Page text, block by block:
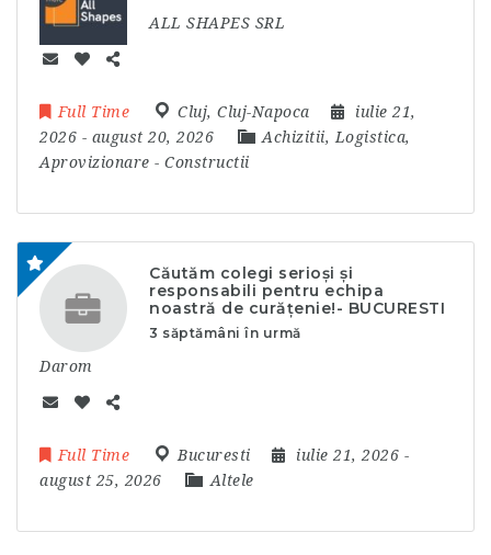
ALL SHAPES SRL
Full Time Cluj, Cluj-Napoca
iulie 21,
2026 - august 20, 2026
Achizitii, Logistica,
Aprovizionare - Constructii
Căutăm colegi serioși și
responsabili pentru echipa
noastră de curățenie!- BUCURESTI
3 săptămâni în urmă
Darom
Full Time Bucuresti iulie 21, 2026 -
august 25, 2026
Altele